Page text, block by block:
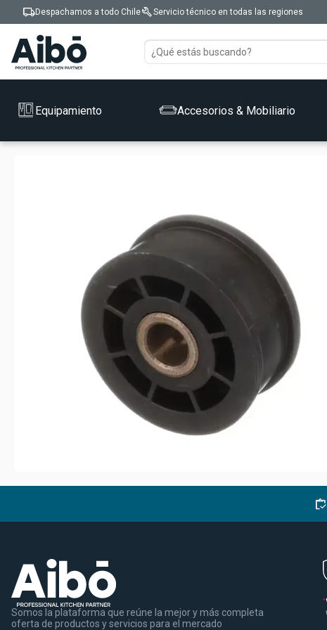
local_shippingDespachamos a todo ChilebuildServicio técnico en todas las regiones
Equipamiento Accesorios & Mobiliario
inventory
Somos la plataforma que reúne la mejor y más completa
oferta de productos y servicios para el mercado